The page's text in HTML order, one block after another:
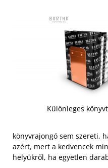
Különleges
könyvrajongó sem szereti,
azért, mert a kedvencek
helyükről, ha egyetlen